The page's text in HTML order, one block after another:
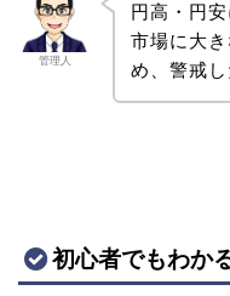
管理人
円高・円
市場に大
め、警戒
初心者でもわか